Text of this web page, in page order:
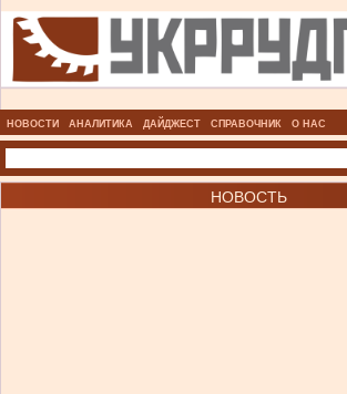
НОВОСТИ АНАЛИТИКА ДАЙДЖЕСТ СПРАВОЧНИК О НАС
НОВОСТЬ